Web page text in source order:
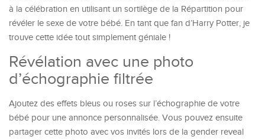
à la célébration en utilisant un sortilège de la Répartition pour
révéler le sexe de votre bébé. En tant que fan d’Harry Potter, je
trouve cette idée tout simplement géniale !
Révélation avec une photo
d’échographie filtrée
Ajoutez des effets bleus ou roses sur l’échographie de votre
bébé pour une annonce personnalisée. Vous pouvez ensuite
partager cette photo avec vos invités lors de la gender reveal